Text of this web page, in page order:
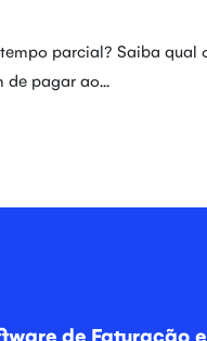
parcial? Saiba qual
pagar ao...
de Faturação